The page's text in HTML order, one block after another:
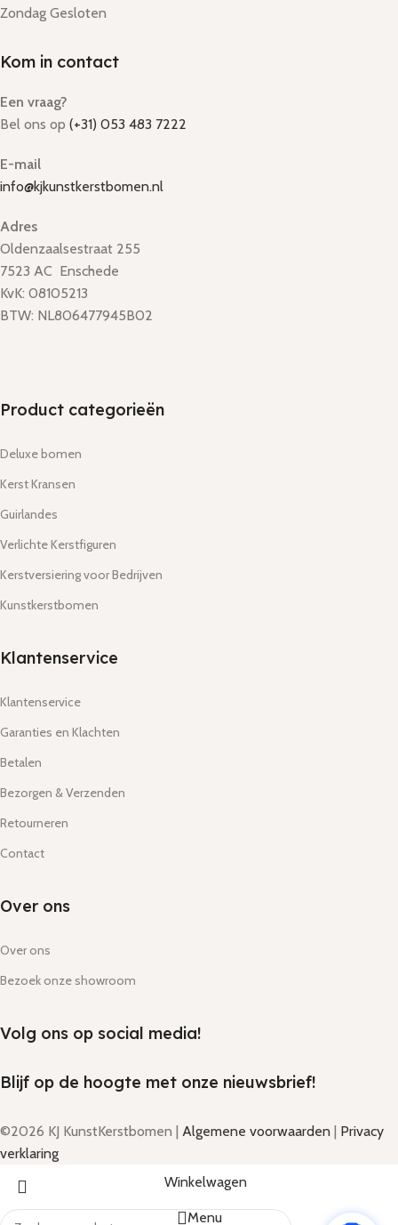
Zondag Gesloten
Kom in contact
Een vraag?
Bel ons op (+31) 053 483 7222
E-mail
info@kjkunstkerstbomen.nl
Adres
Oldenzaalsestraat 255
7523 AC Enschede
KvK: 08105213
BTW: NL806477945B02
Product categorieën
Deluxe bomen
Kerst Kransen
Guirlandes
Verlichte Kerstfiguren
Kerstversiering voor Bedrijven
Kunstkerstbomen
Klantenservice
Klantenservice
Garanties en Klachten
Betalen
Bezorgen & Verzenden
Retourneren
Contact
Over ons
Over ons
Bezoek onze showroom
Volg ons op social media!
Blijf op de hoogte met onze nieuwsbrief!
©2026 KJ KunstKerstbomen | Algemene voorwaarden | Privacy
verklaring
Winkelwagen
Menu